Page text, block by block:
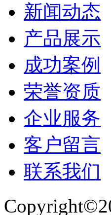
新闻动态
产品展示
成功案例
荣誉资质
企业服务
客户留言
联系我们